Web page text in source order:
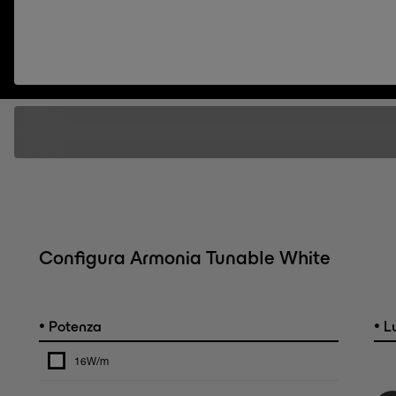
Configura Armonia Tunable White
• Potenza
16W/m
•